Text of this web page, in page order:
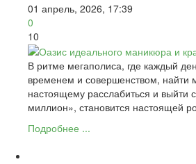
01 апрель, 2026, 17:39
0
10
В ритме мегаполиса, где каждый
временем и совершенством, найти
настоящему расслабиться и
миллион», становится настоящей
Подробнее ...